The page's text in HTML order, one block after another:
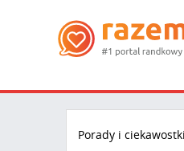
Porady i ciekawostki